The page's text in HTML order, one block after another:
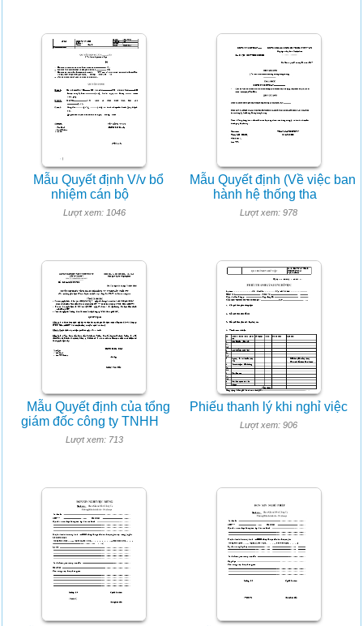
Mẫu Quyết định V/v bổ
nhiệm cán bộ
Lượt xem: 1046
Mẫu Quyết định (Về việc ban
hành hệ thống tha
Lượt xem: 978
Mẫu Quyết định của tổng
giám đốc công ty TNHH
Lượt xem: 713
Phiếu thanh lý khi nghỉ việc
Lượt xem: 906